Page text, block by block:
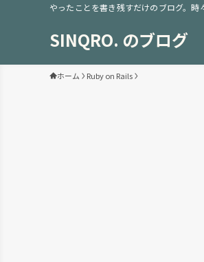
やったことを書き残すだけのブログ。時
SINQRO. のブログ
ホーム Ruby on Rails